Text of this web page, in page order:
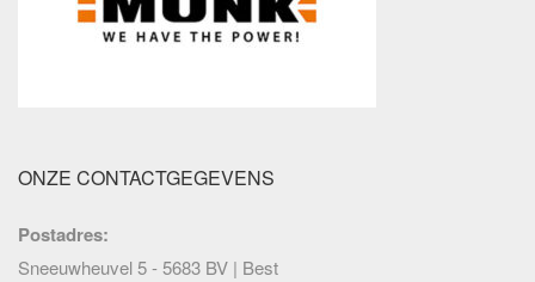
ONZE CONTACTGEGEVENS
Postadres:
Sneeuwheuvel 5 - 5683 BV | Best